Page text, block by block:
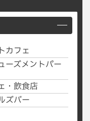
カフェ
ーズメントパー
・飲食店
ズバー